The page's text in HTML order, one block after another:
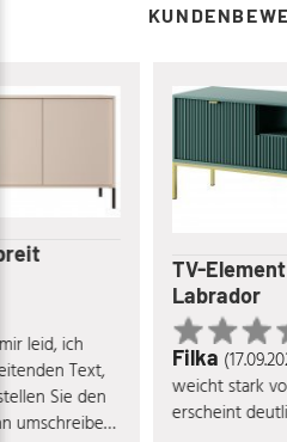
ich
Text,
Sie den
TV-Element
Labrador
Filka(17.09.2024)
weicht stark von
erscheint deutlich